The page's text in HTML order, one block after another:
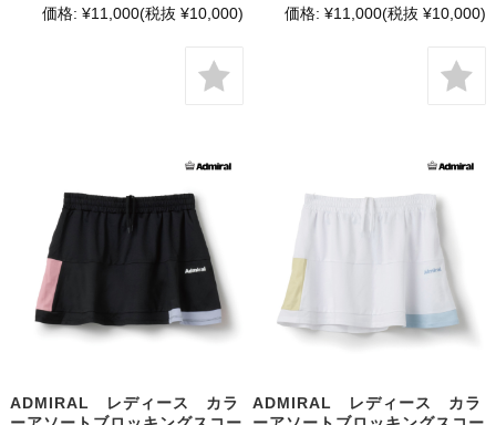
価格: ¥11,000(税抜 ¥10,000) 価格: ¥11,000(税抜 ¥10,000)
ADMIRAL レディース カラ
ADMIRAL レディース カラ